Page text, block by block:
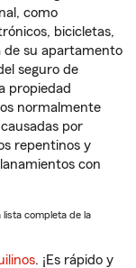
como
bicicletas,
su apartamento
seguro de
propiedad
normalmente
por
repentinos y
con
lista completa de la
. ¡Es rápido y